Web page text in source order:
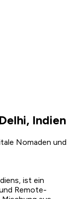
Indien
Nomaden und
ist ein
Remote-